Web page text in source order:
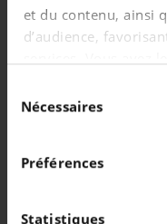
et du contenu, ainsi
d’audience,
services. Vous
retirer votre
consultant la
Collecter des
duNécessaires
Préférences
Statistiques